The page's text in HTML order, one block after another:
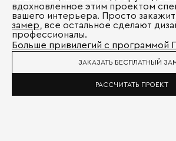
вдохновленное этим проектом
вашего интерьера. Просто
замер , все остальное сделают
профессионалы.
Больше привилегий с программой
ЗАКАЗАТЬ БЕСПЛАТНЫЙ
РАССЧИТАТЬ ПРОЕКТ